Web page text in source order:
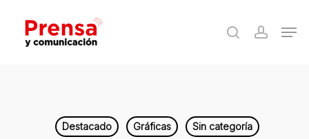
main
search
Destacado Gráficas Sin categoría